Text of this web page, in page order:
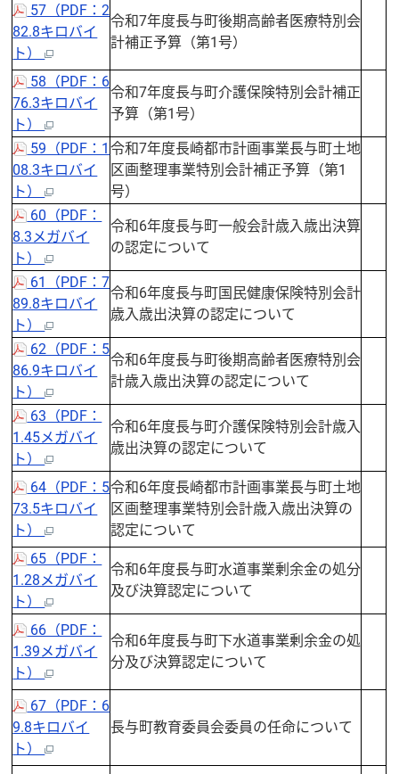
57（PDF：2
82.8キロバイ
ト）
令和7年度長与町後期高齢者医療特別会
計補正予算（第1号）
58（PDF：6
76.3キロバイ
ト）
令和7年度長与町介護保険特別会計補正
予算（第1号）
59（PDF：1
08.3キロバイ
ト）
令和7年度長崎都市計画事業長与町土地
区画整理事業特別会計補正予算（第1
号）
60（PDF：
8.3メガバイ
ト）
令和6年度長与町一般会計歳入歳出決算
の認定について
61（PDF：7
89.8キロバイ
ト）
令和6年度長与町国民健康保険特別会計
歳入歳出決算の認定について
62（PDF：5
86.9キロバイ
ト）
令和6年度長与町後期高齢者医療特別会
計歳入歳出決算の認定について
63（PDF：
1.45メガバイ
ト）
令和6年度長与町介護保険特別会計歳入
歳出決算の認定について
64（PDF：5
73.5キロバイ
ト）
令和6年度長崎都市計画事業長与町土地
区画整理事業特別会計歳入歳出決算の
認定について
65（PDF：
1.28メガバイ
ト）
令和6年度長与町水道事業剰余金の処分
及び決算認定について
66（PDF：
1.39メガバイ
ト）
令和6年度長与町下水道事業剰余金の処
分及び決算認定について
67（PDF：6
9.8キロバイ
ト）
長与町教育委員会委員の任命について